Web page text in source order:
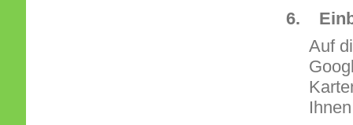
6.
Auf